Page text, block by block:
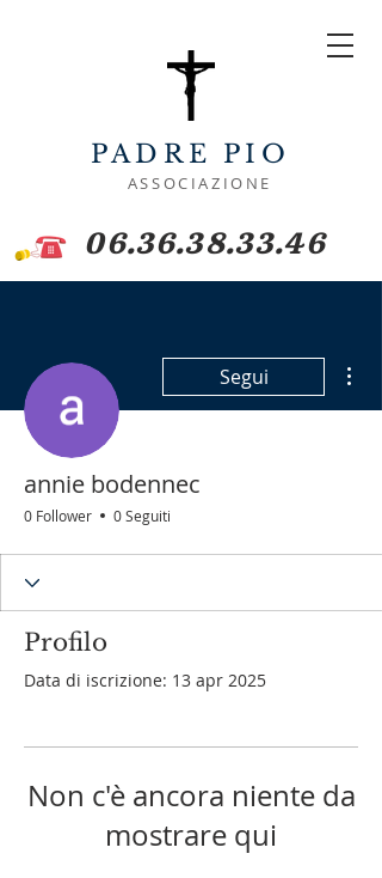
PADRE PIO
ASSOCIAZIONE
06.36.38.33.46
Segui
annie bodennec
0 Follower 0 Seguiti
Profilo
Data di iscrizione: 13 apr 2025
Non c'è ancora niente da
mostrare qui